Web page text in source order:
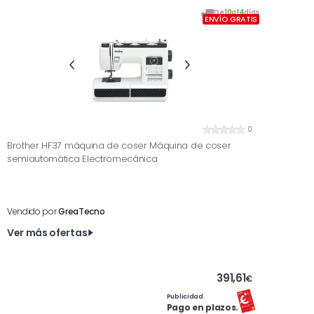
De10a14días
ENVÍO GRATIS
0
Brother HF37 máquina de coser Máquina de coser
semiautomática Electromecánica
Vendido porGreaTecno
Ver más ofertas
391,61€
Publicidad.
Pago en plazos.